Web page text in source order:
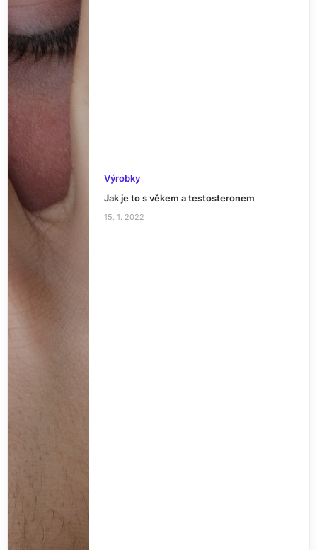
Výrobky
Jak je to s věkem a testosteronem
15. 1. 2022